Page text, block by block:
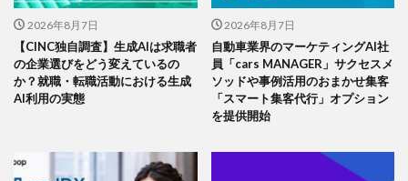
2026年8月7日
【CINC独自調査】生成AIは求職者
の企業選びをどう変えているの
か？就職・転職活動における生成
AI利用の実態
2026年8月7日
自動車業界のマーケティングAI社
員「cars MANAGER」サクセスメ
ソッドや事例活用のおまかせ集客
「スマート集客代行」オプション
を提供開始